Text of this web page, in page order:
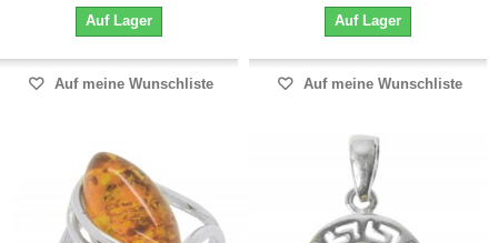
Auf Lager
Auf meine Wunschliste
Auf Lager
Auf meine Wunschliste